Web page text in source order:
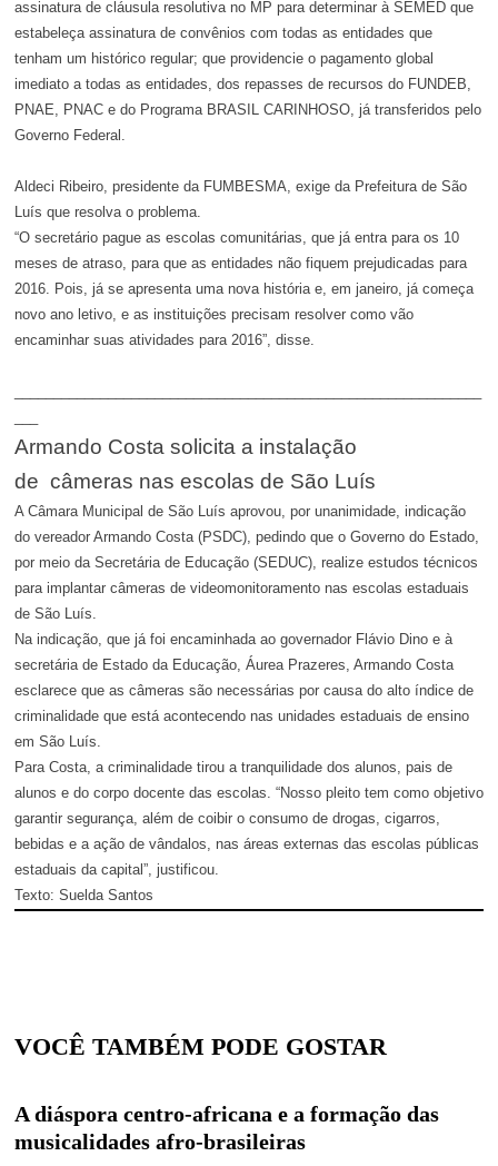
assinatura de cláusula resolutiva no MP para determinar à SEMED que
estabeleça assinatura de convênios com todas as entidades que
tenham um histórico regular; que providencie o pagamento global
imediato a todas as entidades, dos repasses de recursos do FUNDEB,
PNAE, PNAC e do Programa BRASIL CARINHOSO, já transferidos pelo
Governo Federal.
Aldeci Ribeiro, presidente da FUMBESMA, exige da Prefeitura de São
Luís que resolva o problema.
“O secretário pague as escolas comunitárias, que já entra para os 10
meses de atraso, para que as entidades não fiquem prejudicadas para
2016. Pois, já se apresenta uma nova história e, em janeiro, já começa
novo ano letivo, e as instituições precisam resolver como vão
encaminhar suas atividades para 2016”, disse.
Armando Costa solicita a instalação
de câmeras nas escolas de São Luís
A Câmara Municipal de São Luís aprovou, por unanimidade, indicação
do vereador Armando Costa (PSDC), pedindo que o Governo do Estado,
por meio da Secretária de Educação (SEDUC), realize estudos técnicos
para implantar câmeras de videomonitoramento nas escolas estaduais
de São Luís.
Na indicação, que já foi encaminhada ao governador Flávio Dino e à
secretária de Estado da Educação, Áurea Prazeres, Armando Costa
esclarece que as câmeras são necessárias por causa do alto índice de
criminalidade que está acontecendo nas unidades estaduais de ensino
em São Luís.
Para Costa, a criminalidade tirou a tranquilidade dos alunos, pais de
alunos e do corpo docente das escolas. “Nosso pleito tem como objetivo
garantir segurança, além de coibir o consumo de drogas, cigarros,
bebidas e a ação de vândalos, nas áreas externas das escolas públicas
estaduais da capital”, justificou.
Texto: Suelda Santos
VOCÊ TAMBÉM PODE GOSTAR
A diáspora centro-africana e a formação das
musicalidades afro-brasileiras